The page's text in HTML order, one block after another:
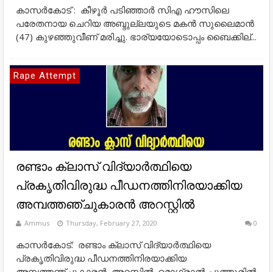
കാസര്‍കോട് : കീഴൂര്‍ പടിഞ്ഞാര്‍ സിഎ ഹൗസിലെ
പരേതനായ ചെറിയ അബ്ദുല്ലയുടെ മകന്‍ സുലൈമാന്‍
(47) കുഴഞ്ഞുവീണ് മരിച്ചു. ഭാര്യയോടൊപ്പം ബൈക്കില്...
Rape Attempt
രണ്ടാം ക്ലാസ് വിദ്യാർത്ഥിയെ
പ്രകൃതിവിരുദ്ധ പീഡനത്തിനിരയാക്കിയ
അമ്പത്തഞ്ചുകാരൻ അറസ്റ്റിൽ
Ammus Thursday, February 27, 2020 0
കാസർകോട്: രണ്ടാം ക്ലാസ് വിദ്യാർത്ഥിയെ
പ്രകൃതിവിരുദ്ധ പീഡനത്തിനിരയാക്കിയ